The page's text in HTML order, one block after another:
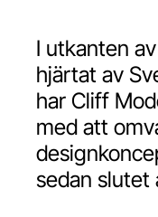
I utkanten
hjärtat av
har Cliff
med att
sedan slutet